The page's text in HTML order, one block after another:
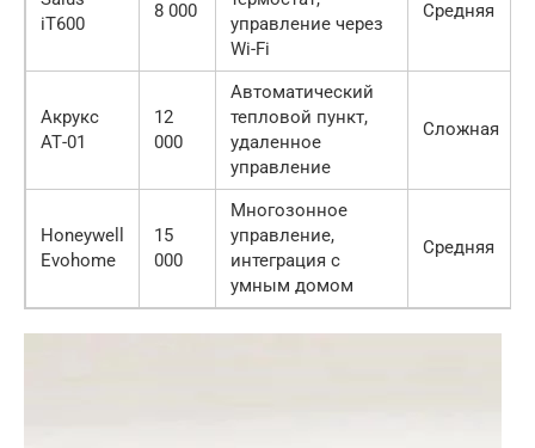
iT600
8 000
управление через
Wi-Fi
Средняя
Акрукс
АТ-01
12
000
Автоматический
тепловой пункт,
удаленное
управление
Сложная
Honeywell
Evohome
15
000
Многозонное
управление,
интеграция с
умным домом
Средняя